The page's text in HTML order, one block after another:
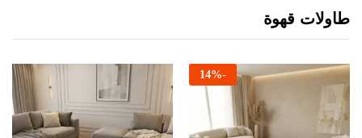
طاولات قهوة
-
14%